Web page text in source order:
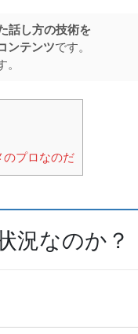
話し方の技術を
ンテンツです。
のプロなのだ
況なのか？